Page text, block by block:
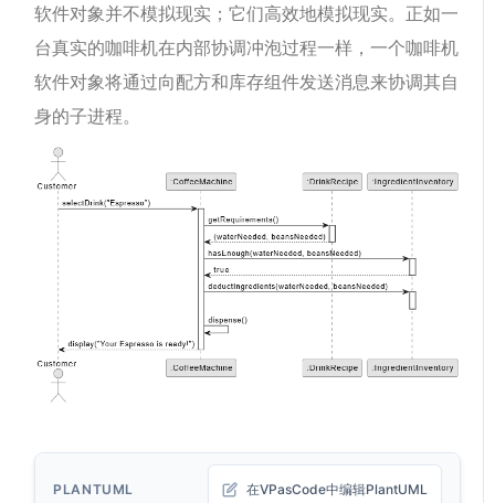
软件对象并不模拟现实；它们高效地模拟现实。正如一
台真实的咖啡机在内部协调冲泡过程一样，一个咖啡机
软件对象将通过向配方和库存组件发送消息来协调其自
身的子进程。
PLANTUML 在VPasCode中编辑PlantUML